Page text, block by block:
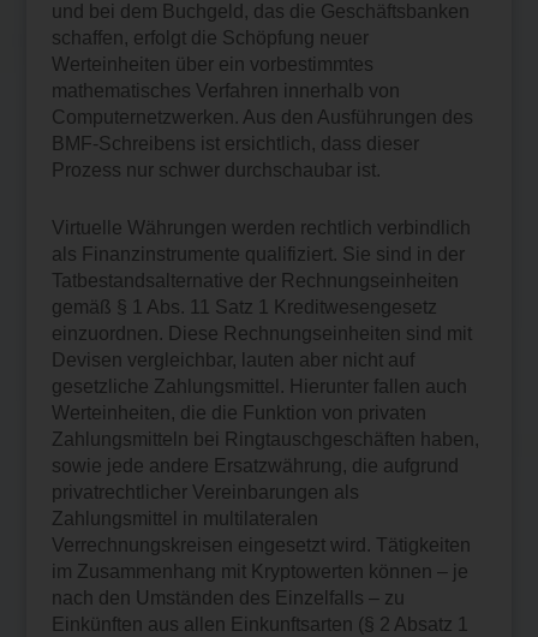
und bei dem Buchgeld, das die Geschäftsbanken
schaffen, erfolgt die Schöpfung neuer
Werteinheiten über ein vorbestimmtes
mathematisches Verfahren innerhalb von
Computernetzwerken. Aus den Ausführungen des
BMF-Schreibens ist ersichtlich, dass dieser
Prozess nur schwer durchschaubar ist.
Virtuelle Währungen werden rechtlich verbindlich
als Finanzinstrumente qualifiziert. Sie sind in der
Tatbestandsalternative der Rechnungseinheiten
gemäß § 1 Abs. 11 Satz 1 Kreditwesengesetz
einzuordnen. Diese Rechnungseinheiten sind mit
Devisen vergleichbar, lauten aber nicht auf
gesetzliche Zahlungsmittel. Hierunter fallen auch
Werteinheiten, die die Funktion von privaten
Zahlungsmitteln bei Ringtauschgeschäften haben,
sowie jede andere Ersatzwährung, die aufgrund
privatrechtlicher Vereinbarungen als
Zahlungsmittel in multilateralen
Verrechnungskreisen eingesetzt wird. Tätigkeiten
im Zusammenhang mit Kryptowerten können – je
nach den Umständen des Einzelfalls – zu
Einkünften aus allen Einkunftsarten (§ 2 Absatz 1